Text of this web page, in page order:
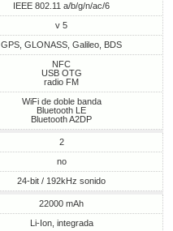
IEEE 802.11 a/b/g/n/ac/6
v 5
GPS, GLONASS, Galileo, BDS
NFC
USB OTG
radio FM
WiFi de doble banda
Bluetooth LE
Bluetooth A2DP
2
no
24-bit / 192kHz sonido
22000 mAh
Li-Ion, integrada